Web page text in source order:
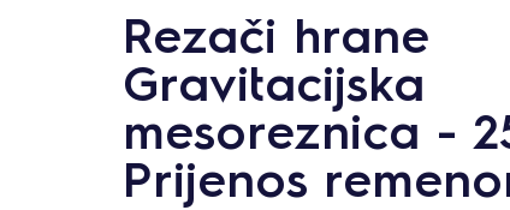
Rezači hrane
Gravitacijska
mesoreznica -
Prijenos